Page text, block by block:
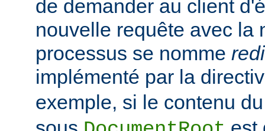
de demander au client
nouvelle requête avec la
processus se nomme
implémenté par la
exemple, si le contenu